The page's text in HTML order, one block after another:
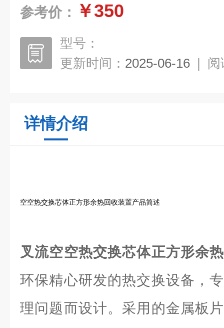
参考价： ￥350
型号：
更新时间： 2025-06-16 | 阅
详情介绍
空空热交换芯体正方形余热回收装置产品简述
叉流空空热交换芯体正方形余
环保精心研发的热交换设备，
理问题而设计。采用的金属板